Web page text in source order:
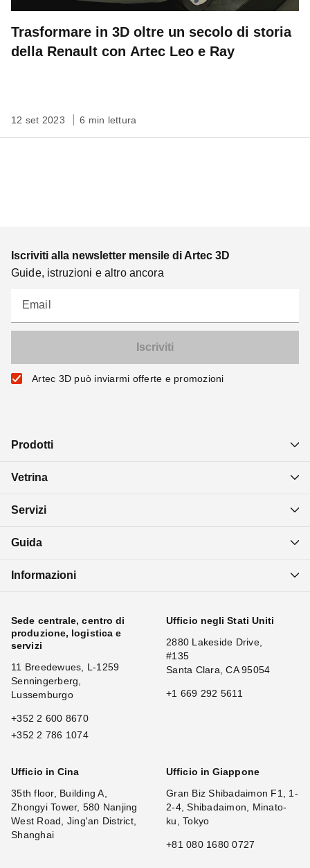
Trasformare in 3D oltre un secolo di storia
della Renault con Artec Leo e Ray
12 set 2023 6 min lettura
Iscriviti alla newsletter mensile di Artec 3D
Guide, istruzioni e altro ancora
Email
Artec 3D può inviarmi offerte e promozioni
Prodotti
Vetrina
Servizi
Guida
Informazioni
Sede centrale, centro di
produzione, logistica e
servizi
11 Breedewues, L-1259
Senningerberg,
Lussemburgo
+352 2 600 8670
+352 2 786 1074
Ufficio negli Stati Uniti
2880 Lakeside Drive,
#135
Santa Clara, CA 95054
+1 669 292 5611
Ufficio in Cina
35th floor, Building A,
Zhongyi Tower, 580 Nanjing
West Road, Jing'an District,
Shanghai
Ufficio in Giappone
Gran Biz Shibadaimon F1, 1-
2-4, Shibadaimon, Minato-
ku, Tokyo
+81 080 1680 0727